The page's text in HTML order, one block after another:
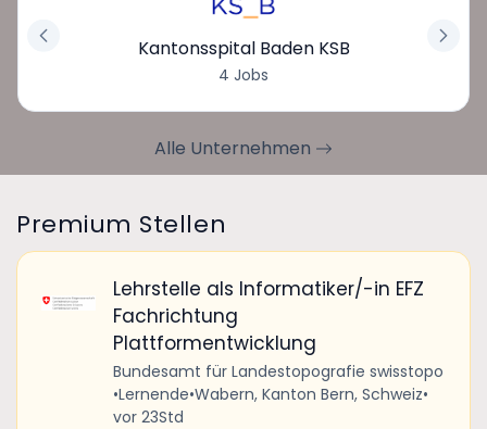
Kantonsspital Baden KSB
4 Jobs
Alle Unternehmen
Premium Stellen
Lehrstelle als Informatiker/-in EFZ
Fachrichtung
Plattformentwicklung
Bundesamt für Landestopografie swisstopo
•Lernende•Wabern, Kanton Bern, Schweiz•
vor 23Std